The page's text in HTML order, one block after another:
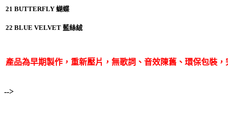
21 BUTTERFLY 蝴蝶
22 BLUE VELVET 藍絲絨
產品為早期製作，重新壓片，無歌詞、音效陳舊、環保包裝
-->